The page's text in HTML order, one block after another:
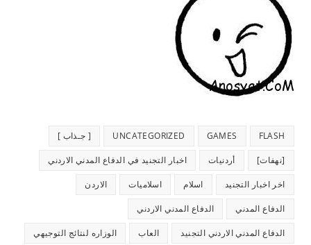
FLASH
GAMES
UNCATEGORIZED [ جـذاب ]
[نهفات] أردنيات اخبار التجنيد في الدفاع المدني الاردني
اخر اخبار التجنيد اسلام اسلاميات الاردن
الدفاع المدني الدفاع المدني الاردني
الدفاع المدني الاردني التجنيد العاب الوزاره لنتائج التوجيهي